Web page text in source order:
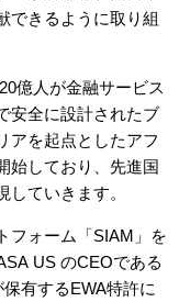
できるように取り組
億人が金融サービス
安全に設計されたブ
アを起点としたアフ
始しており、先進国
ていきます。
フォーム「SIAM」を
US のCEOである
有するEWA特許に